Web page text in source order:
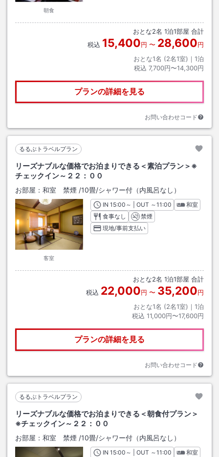
朝食
おとな2名 1泊1部屋 合計
税込 15,400円 〜 28,600円
おとな1名 (2名1室)｜ 1泊
税込 7,700円〜14,300円
プランの詳細を見る
お問い合わせコード
るるぶトラベルプラン
リーズナブルな価格でお泊まりできる＜素泊プラン＞※
チェックイン～２２：００
お部屋： 和室 禁煙 /10畳/シャワー付（内風呂なし）
客室
INチェックイン
15:00 ～ | OUT チェックアウト
～11:00
和室
食事なし
禁煙
現地/事前支払い
おとな2名 1泊1部屋 合計
税込 22,000円 〜 35,200円
おとな1名 (2名1室)｜ 1泊
税込 11,000円〜17,600円
プランの詳細を見る
お問い合わせコード
るるぶトラベルプラン
リーズナブルな価格でお泊まりできる＜朝食付プラン＞
※チェックイン～２２：００
お部屋： 和室 禁煙 /10畳/シャワー付（内風呂なし）
INチェックイン
15:00 ～ | OUT チェックアウト
～11:00
和室